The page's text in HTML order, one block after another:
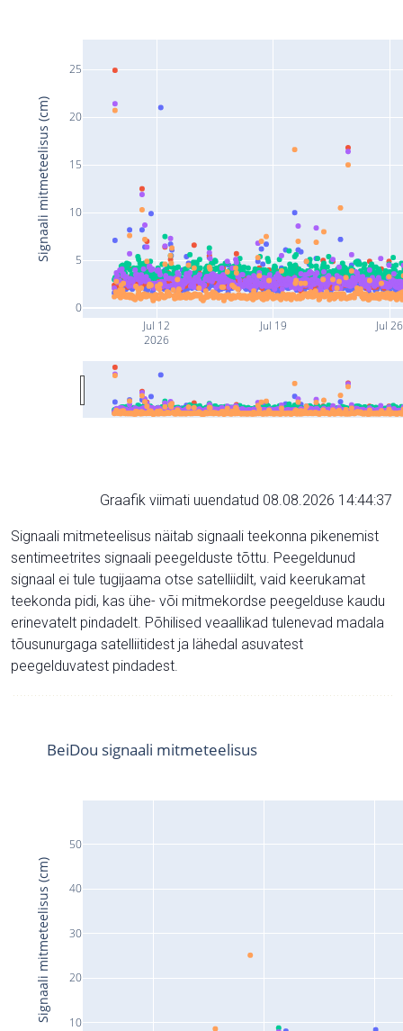
Jul 12
2026
Jul 19 Jul 26
0
5
10
15
20
25
Signaali mitmeteelisus (cm)
Graafik viimati uuendatud 08.08.2026 14:44:37
Signaali mitmeteelisus näitab signaali teekonna pikenemist
sentimeetrites signaali peegelduste tõttu. Peegeldunud
signaal ei tule tugijaama otse satelliidilt, vaid keerukamat
teekonda pidi, kas ühe- või mitmekordse peegelduse kaudu
erinevatelt pindadelt. Põhilised veaallikad tulenevad madala
tõusunurgaga satelliitidest ja lähedal asuvatest
peegelduvatest pindadest.
10
20
30
40
50
BeiDou signaali mitmeteelisus
Signaali mitmeteelisus (cm)